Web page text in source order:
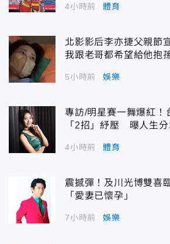
4小時前 體育
北影影后李亦捷父親節
我跟老哥都希望給他抱
5小時前 娛樂
專訪/明星賽一舞爆紅！
「2招」紓壓 曝人生分
4小時前 體育
震撼彈！及川光博雙
「愛妻已懷孕」
7小時前 娛樂